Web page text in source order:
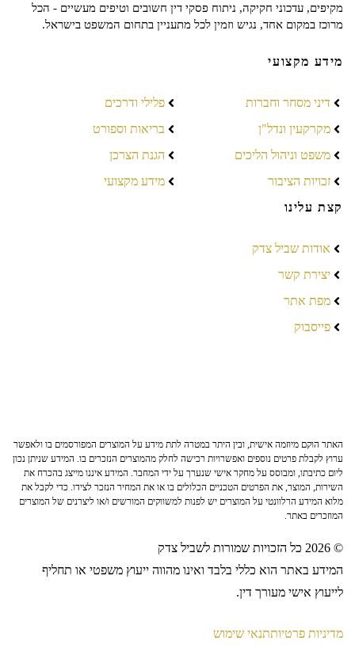
מקיפים, עדכוני חקיקה, ניתוח פסקי דין חשובים וטיפים מעשיים - הכל
מרוכז במקום אחד, נגיש וזמין לכל מתעניין בתחום המשפט בישראל.
מידע מקצועי
דיני מסחר וחברות
מקרקעין ונדל"ן
משפט וניהול הליכים
זכויות הציבור
פלילי ודרכים
בריאות וספורט
הגנת הצרכן
מידע מקצועי
קצת עלינו
אודות שביל צדק
יצירת קשר
מפת אתר
פייסבוק
האתר הוקם מיוזמה אישית, ובין היתר במטרה לתת מידע על המוצרים המפורסמים בו ולאפשר
ערוץ לקבלת פרטים נוספים ואפשרויות רכישה לחלק מהמוצרים הנזכרים בו. המידע שניתן נכון
ליום כתיבתו, ומבוסס על מחקר אישי שנערך על ידי המחבר. המידע איננו מייצג בהכרח את
השירות, המוצר, את הפרטים הטכניים הכלולים בו או את המחיר הנזכר לצידו. כדי לקבל את
מלוא המידע הרלוונטי על המוצרים יש לפנות למשווקים המורשים ו/או ליצרנים של המוצרים
המוזכרים באתר.
© 2026 כל הזכויות שמורות לשביל צדק
המידע באתר הוא כללי בלבד ואינו מהווה ייעוץ משפטי או תחליף
לייעוץ אישי מעורך דין.
מדיניות פרטיותתנאי שימוש